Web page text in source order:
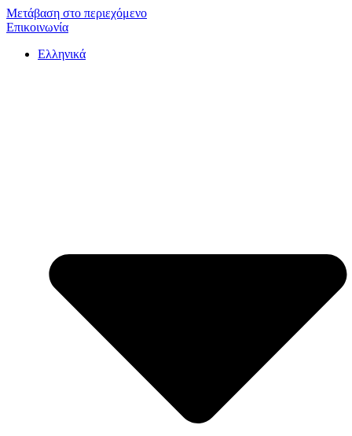
Μετάβαση στο περιεχόμενο
Επικοινωνία
Ελληνικά